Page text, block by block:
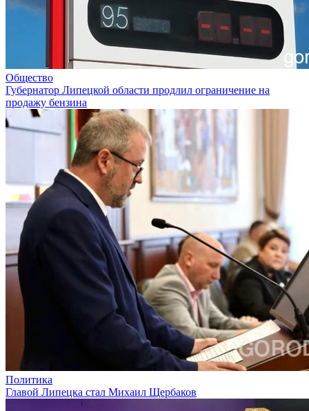
Общество
Губернатор Липецкой области продлил ограничение на
продажу бензина
Политика
Главой Липецка стал Михаил Щербаков